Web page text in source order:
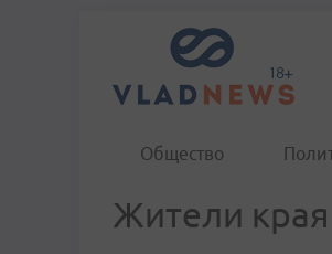
Общество
Жители края